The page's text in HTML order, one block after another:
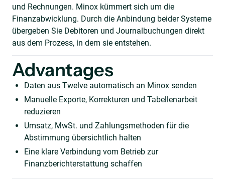
und Rechnungen. Minox kümmert sich um die
Finanzabwicklung. Durch die Anbindung beider Systeme
übergeben Sie Debitoren und Journalbuchungen direkt
aus dem Prozess, in dem sie entstehen.
Advantages
Daten aus Twelve automatisch an Minox senden
Manuelle Exporte, Korrekturen und Tabellenarbeit
reduzieren
Umsatz, MwSt. und Zahlungsmethoden für die
Abstimmung übersichtlich halten
Eine klare Verbindung vom Betrieb zur
Finanzberichterstattung schaffen